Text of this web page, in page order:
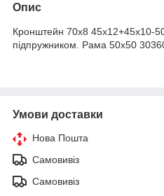
Опис
Кронштейн 70х8 45х12+45х10-
підпружником. Рама 50х50
Умови доставки
Нова Пошта
Самовивіз
Самовивіз